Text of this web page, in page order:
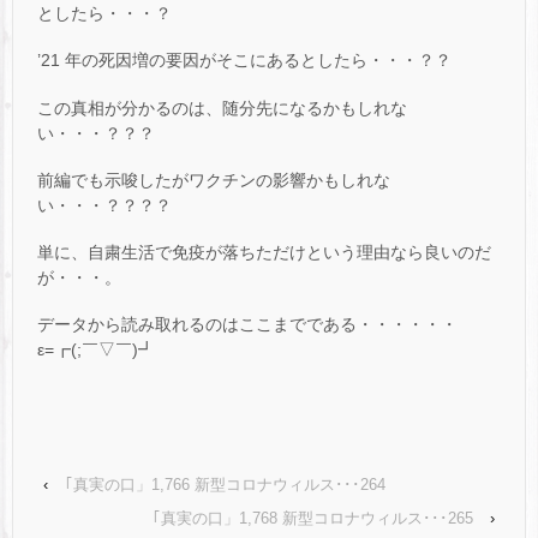
としたら・・・？
’21 年の死因増の要因がそこにあるとしたら・・・？？
この真相が分かるのは、随分先になるかもしれな
い・・・？？？
前編でも示唆したがワクチンの影響かもしれな
い・・・？？？？
単に、自粛生活で免疫が落ちただけという理由なら良いのだ
が・・・。
データから読み取れるのはここまでである・・・・・・
ε=┏(;￣▽￣)┛
‹
｢真実の口」1,766 新型コロナウィルス･･･264
｢真実の口」1,768 新型コロナウィルス･･･265
›